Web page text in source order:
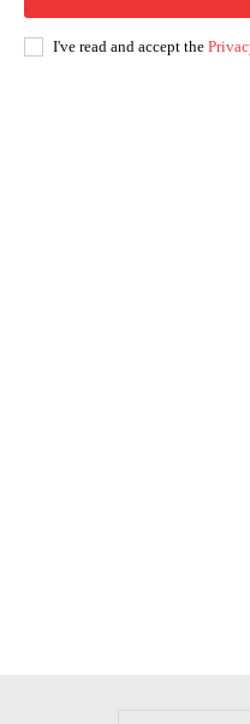
I've read and accept the